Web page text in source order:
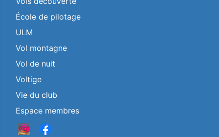
École de pilotage
ULM
Vol montagne
Vol de nuit
Voltige
Vie du club
Espace membres